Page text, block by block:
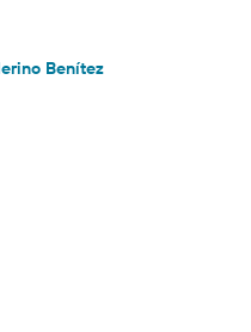
Benítez